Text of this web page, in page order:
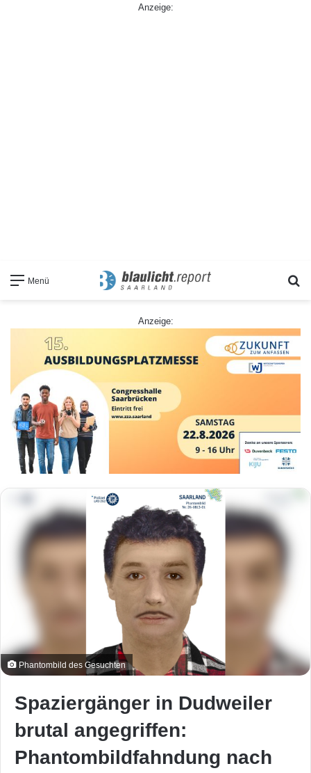
Anzeige:
Menü
Anzeige:
Phantombild des Gesuchten
Spaziergänger in Dudweiler
brutal angegriffen:
Phantombildfahndung nach